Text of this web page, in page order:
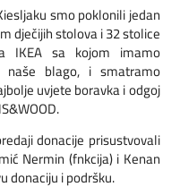
smo poklonili jedan
dječijih stolova i 32 stolice
IKEA sa kojom imamo
naše blago, i smatramo
uvjete boravka i odgoj
donacije prisustvovali
Nermin (fnkcija) i Kenan
donaciju i podršku.